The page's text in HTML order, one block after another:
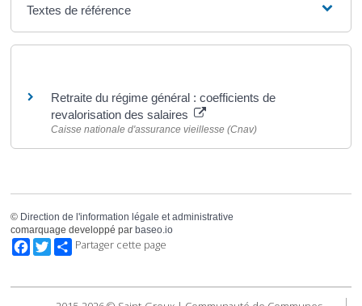
Textes de référence
Retraite du régime général : coefficients de
revalorisation des salaires
Caisse nationale d'assurance vieillesse (Cnav)
© Direction de l'information légale et administrative
comarquage developpé par baseo.io
Facebook
TwitterPartager cette page